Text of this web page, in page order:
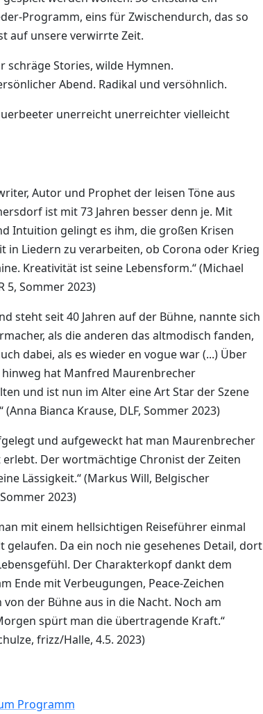
Programm, eins für Zwischendurch, das so
auf unsere verwirrte Zeit.
schräge Stories, wilde Hymnen.
Abend. Radikal und versöhnlich.
unerreicht unerreichter vielleicht
Autor und Prophet der leisen Töne aus
ist mit 73 Jahren besser denn je. Mit
Intuition gelingt es ihm, die großen Krisen
in Liedern zu verarbeiten, ob Corona oder Krieg
Kreativität ist seine Lebensform.“ (Michael
5, Sommer 2023)
steht seit 40 Jahren auf der Bühne, nannte sich
als die anderen das altmodisch fanden,
dabei, als es wieder en vogue war (...) Über
hinweg hat Manfred Maurenbrecher
und ist nun im Alter eine Art Star der Szene
(Anna Bianca Krause, DLF, Sommer 2023)
und aufgeweckt hat man Maurenbrecher
erlebt. Der wortmächtige Chronist der Zeiten
Lässigkeit.“ (Markus Will, Belgischer
2023)
mit einem hellsichtigen Reiseführer einmal
gelaufen. Da ein noch nie gesehenes Detail, dort
Der Charakterkopf dankt dem
Ende mit Verbeugungen, Peace-Zeichen
von der Bühne aus in die Nacht. Noch am
spürt man die übertragende Kraft.“
frizz/Halle, 4.5. 2023)
Programm